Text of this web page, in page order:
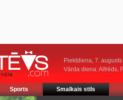
Piektdiena, 7. augusts
Vārda diena: Alfrēds,
Sports Smalkais stils